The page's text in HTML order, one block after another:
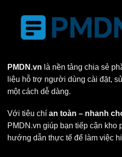
PMDN.vn là nền tảng chia sẻ
liệu hỗ trợ người dùng cài đặt,
một cách dễ dàng.
Với tiêu chí an toàn – nhanh
PMDN.vn giúp bạn tiếp cận kho
hướng dẫn thực tế để làm việc